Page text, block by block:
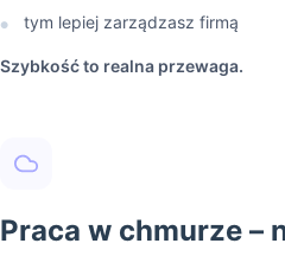
● tym lepiej zarządzasz firmą
Szybkość to realna przewaga.
Praca w chmurze –